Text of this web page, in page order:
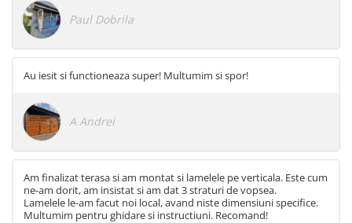
Decoratiuni Florale
Grill & firepit
Numar casa
Glisiere / feronerii
Feroneriile PergoLino®
Glisiere din aluminiu
Glisiere compozit HDPE
Accesorii
Paul Dobrila
Au iesit si functioneaza super! Multumim si spor!
A Andrei
Am finalizat terasa si am montat si lamelele pe verticala. Este cum
ne-am dorit, am insistat si am dat 3 straturi de vopsea.
Lamelele le-am facut noi local, avand niste dimensiuni specifice.
Multumim pentru ghidare si instructiuni. Recomand!